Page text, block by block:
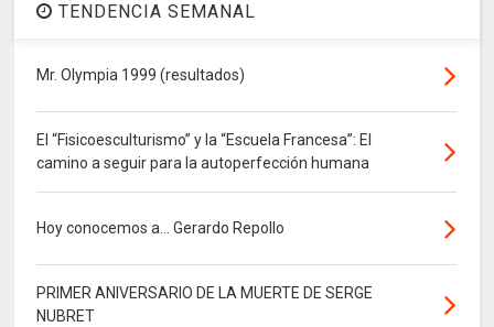
TENDENCIA SEMANAL
Mr. Olympia 1999 (resultados)
El “Fisicoesculturismo” y la “Escuela Francesa”: El
camino a seguir para la autoperfección humana
Hoy conocemos a... Gerardo Repollo
PRIMER ANIVERSARIO DE LA MUERTE DE SERGE
NUBRET